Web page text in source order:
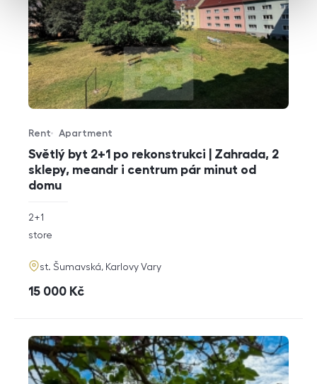
Světlý byt 2+1 po rekonstrukci | Zahrada, 2
sklepy, meandr i centrum pár minut od
domu
Offer type
Rent
Property type
Apartment
rozměry
2+1
funkce
store
adresa
st. Šumavská, Karlovy Vary
cena
15 000 Kč